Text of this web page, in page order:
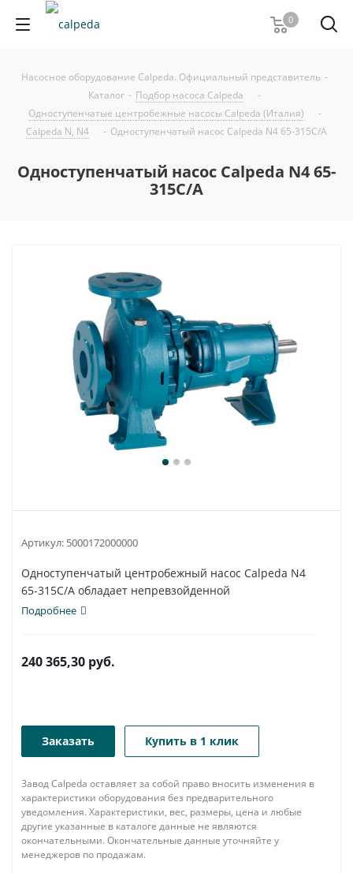
0
Насосное оборудование Calpeda. Официальный представитель -
Каталог - Подбор насоса Calpeda
-
Одноступенчатые центробежные насосы Calpeda (Италия)
-
Calpeda N, N4
- Одноступенчатый насос Calpeda N4 65-315C/A
Одноступенчатый насос Calpeda N4 65-
315C/A
Артикул: 5000172000000
Одноступенчатый центробежный насос Calpeda N4
65-315C/A обладает непревзойденной
универсальностью...
Подробнее
240 365,30 руб.
Заказать Купить в 1 клик
Завод Calpeda оставляет за собой право вносить изменения в
характеристики оборудования без предварительного
уведомления. Характеристики, вес, размеры, цена и любые
другие указанные в каталоге данные не являются
окончательными. Окончательные данные уточняйте у
менеджеров по продажам.